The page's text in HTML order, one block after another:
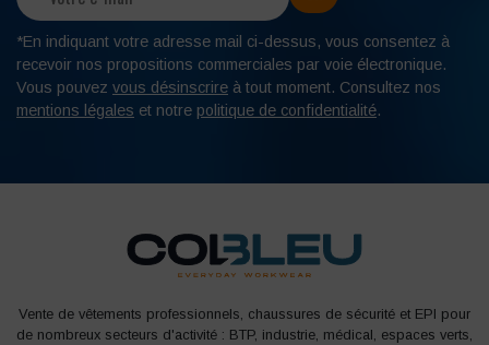
*En indiquant votre adresse mail ci-dessus, vous consentez à
recevoir nos propositions commerciales par voie électronique.
Vous pouvez vous désinscrire à tout moment. Consultez nos
mentions légales et notre politique de confidentialité.
Vente de vêtements professionnels, chaussures de sécurité et EPI pour
de nombreux secteurs d'activité : BTP, industrie, médical, espaces verts,